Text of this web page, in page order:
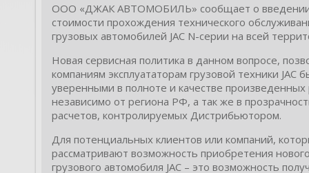
ООО «ДЖАК АВТОМОБИЛЬ» сообщает о
стоимости прохождения технического
грузовых автомобилей JAC N-серии на всей
Новая сервисная политика в данном вопросе,
компаниям эксплуататорам грузовой техники JAC
уверенными в полноте и качестве произведенных
независимо от региона РФ, а так же в
расчетов, контролируемых Дистрибьютором.
Для потенциальных клиентов или компаний,
рассматривают возможность приобретения нового
грузового автомобиля JAC – это возможность